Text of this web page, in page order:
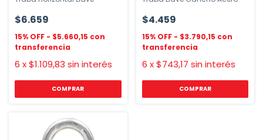
$6.659
$5.660,15
6 x$1.109,83 sin interés
COMPRAR
$4.459
$3.790,15
6 x$743,17 sin interés
COMPRAR